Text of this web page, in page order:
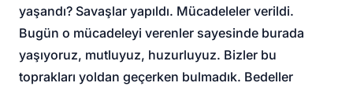
yaşandı? Savaşlar yapıldı. Mücadeleler verildi.
Bugün o mücadeleyi verenler sayesinde burada
yaşıyoruz, mutluyuz, huzurluyuz. Bizler bu
toprakları yoldan geçerken bulmadık. Bedeller